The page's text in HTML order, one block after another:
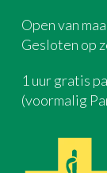
Open van
Gesloten op
1 uur gratis
(voormalig